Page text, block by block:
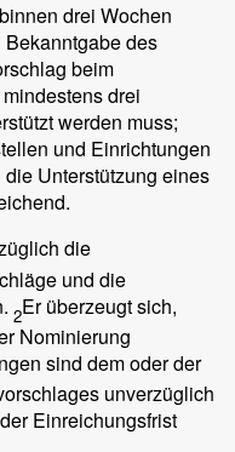
drei Wochen
des
beim
drei
werden muss;
und Einrichtungen
Unterstützung eines
die
und die
2Er überzeugt sich,
Nominierung
sind dem oder der
unverzüglich
Einreichungsfrist